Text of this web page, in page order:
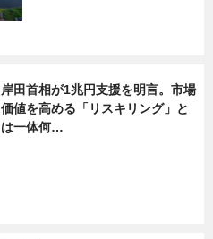
岸田首相が1兆円支援を明言。市場
価値を高める「リスキリング」と
は一体何…